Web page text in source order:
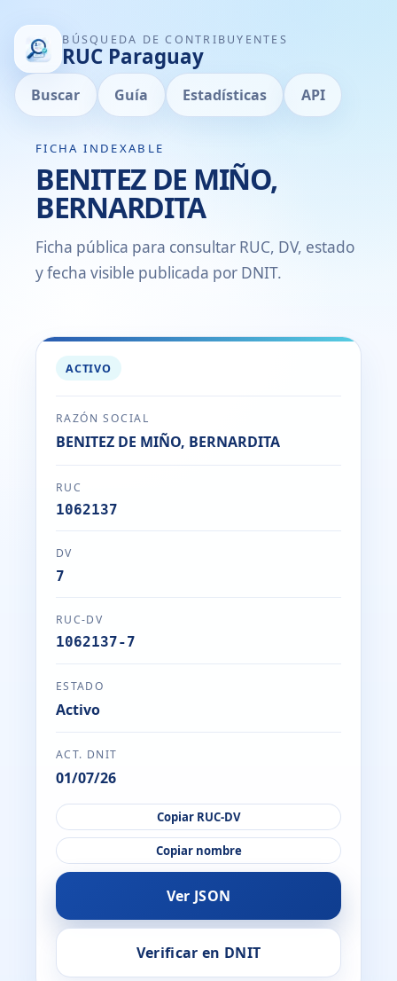
BÚSQUEDA DE CONTRIBUYENTES
RUC Paraguay
Buscar Guía Estadísticas API
FICHA INDEXABLE
BENITEZ DE MIÑO,
BERNARDITA
Ficha pública para consultar RUC, DV, estado
y fecha visible publicada por DNIT.
ACTIVO
RAZÓN SOCIAL
BENITEZ DE MIÑO, BERNARDITA
RUC
1062137
DV
7
RUC-DV
1062137-7
ESTADO
Activo
ACT. DNIT
01/07/26
Copiar RUC-DV
Copiar nombre
Ver JSON
Verificar en DNIT